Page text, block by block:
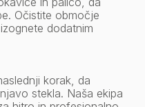
Očistite območje
dodatnim
korak, da
stekla. Naša ekipa